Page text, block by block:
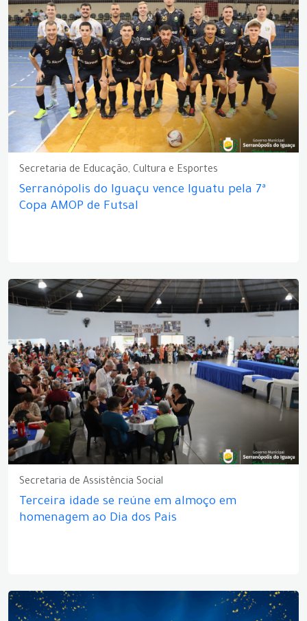
Secretaria de Educação, Cultura e Esportes
Serranópolis do Iguaçu vence Iguatu pela 7ª
Copa AMOP de Futsal
Secretaria de Assistência Social
Terceira idade se reúne em almoço em
homenagem ao Dia dos Pais